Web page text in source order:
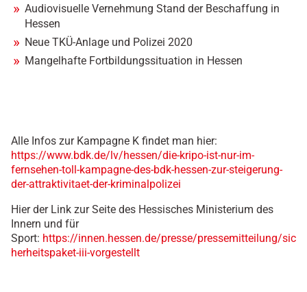
Audiovisuelle Vernehmung Stand der Beschaffung in
Hessen
Neue TKÜ-Anlage und Polizei 2020
Mangelhafte Fortbildungssituation in Hessen
Alle Infos zur Kampagne K findet man hier:
https://www.bdk.de/lv/hessen/die-kripo-ist-nur-im-
fernsehen-toll-kampagne-des-bdk-hessen-zur-steigerung-
der-attraktivitaet-der-kriminalpolizei
Hier der Link zur Seite des Hessisches Ministerium des
Innern und für
Sport: https://innen.hessen.de/presse/pressemitteilung/sic
herheitspaket-iii-vorgestellt